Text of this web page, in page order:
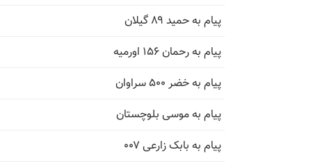
پیام به حمید ۸۹ گیلان
پیام به رحمان ۱۵۶ اورمیه
پیام به خضر ۵۰۰ سراوان
پیام به موسی بلوچستان
پیام به بابک زارعی ۰۰۷